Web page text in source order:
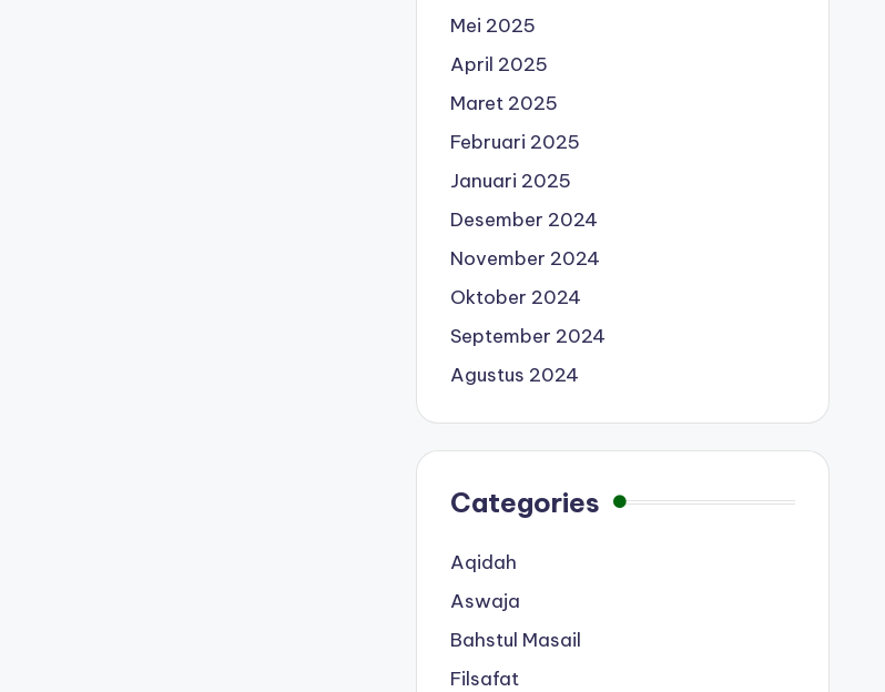
Mei 2025
April 2025
Maret 2025
Februari 2025
Januari 2025
Desember 2024
November 2024
Oktober 2024
September 2024
Agustus 2024
Categories
Aqidah
Aswaja
Bahstul Masail
Filsafat